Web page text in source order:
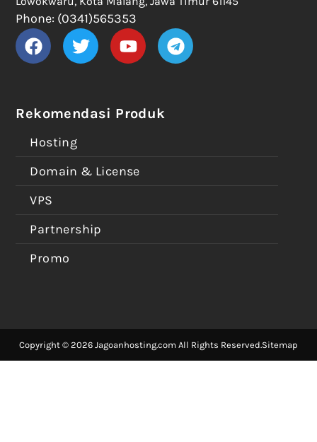
Rekomendasi Produk
Hosting
Domain & License
VPS
Partnership
Promo
Phone: (0341)565353
Copyright © 2026 Jagoanhosting.com All Rights Reserved.Sitemap